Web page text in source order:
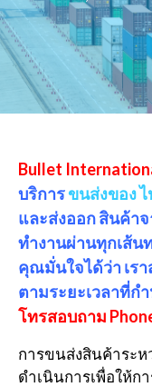
Bullet
บริการขนส่งของ
และส่งออก สินค้า
ทำงานผ่านทุกเส้น
คุณมั่นใจได้ว่า เร
ตามระยะเวลาที่ก
โทรสอบถาม
การขนส่งสินค้าระ
ดำเนินการเพื่อให้ก